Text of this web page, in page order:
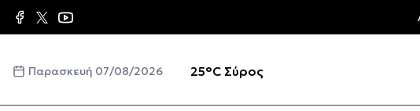
Παράκαμψη
προς
κυρίωςΠαρασκευή 07/08/2026 25°C Σύρος